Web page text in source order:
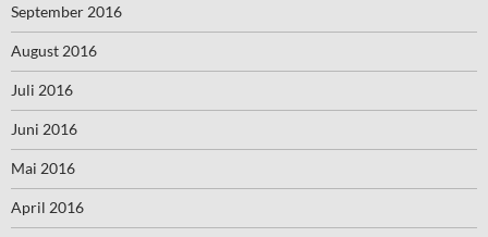
September 2016
August 2016
Juli 2016
Juni 2016
Mai 2016
April 2016